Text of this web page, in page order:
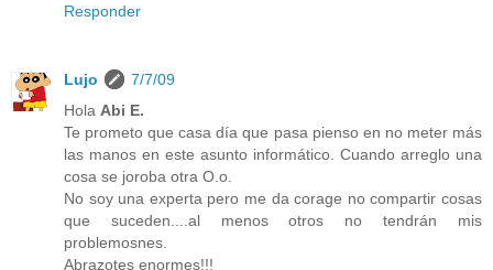
Responder
Lujo
7/7/09
Hola Abi E.
Te prometo que casa día que pasa pienso en no meter más
las manos en este asunto informático. Cuando arreglo una
cosa se joroba otra O.o.
No soy una experta pero me da corage no compartir cosas
que suceden....al menos otros no tendrán mis
problemosnes.
Abrazotes enormes!!!